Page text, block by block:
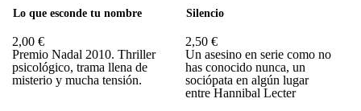
Lo que esconde tu nombre
2,00 €
Premio Nadal 2010. Thriller
psicológico, trama llena de
misterio y mucha tensión.
Silencio
2,50 €
Un asesino en serie como no
has conocido nunca, un
sociópata en algún lugar
entre Hannibal Lecter